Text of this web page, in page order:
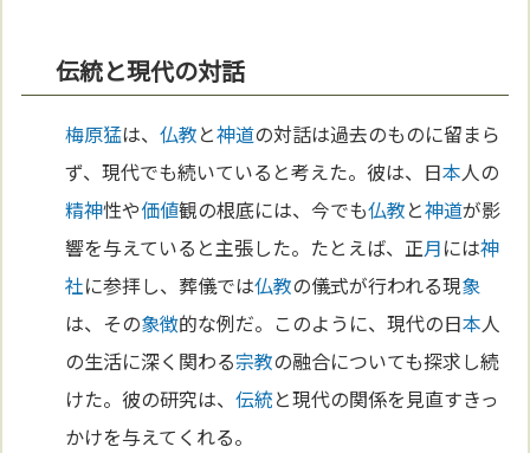
伝統と現代の対話
梅原猛は、仏教と神道の対話は過去のものに留まら
ず、現代でも続いていると考えた。彼は、日本人の
精神性や価値観の根底には、今でも仏教と神道が影
響を与えていると主張した。たとえば、正月には神
社に参拝し、葬儀では仏教の儀式が行われる現象
は、その象徴的な例だ。このように、現代の日本人
の生活に深く関わる宗教の融合についても探求し続
けた。彼の研究は、伝統と現代の関係を見直すきっ
かけを与えてくれる。